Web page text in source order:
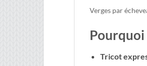
Verges par
Pourquoi
Tricot